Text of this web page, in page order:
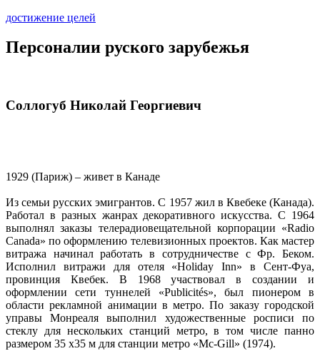
достижение целей
Персоналии руского зарубежья
Соллогуб Николай Георгиевич
1929 (Париж) – живет в Канаде
Из семьи русских эмигрантов. С 1957 жил в Квебеке (Канада).
Работал в разных жанрах декоративного искусства. С 1964
выполнял заказы телерадиовещательной корпорации «Radio
Canada» по оформлению телевизионных проектов. Как мастер
витража начинал работать в сотрудничестве с Фр. Беком.
Исполнил витражи для отеля «Holiday Inn» в Сент-Фуа,
провинция Квебек. В 1968 участвовал в создании и
оформлении сети туннелей «Publicités», был пионером в
области рекламной анимации в метро. По заказу городской
управы Монреаля выполнил художественные росписи по
стеклу для нескольких станций метро, в том числе панно
размером 35 х35 м для станции метро «Mc-Gill» (1974).